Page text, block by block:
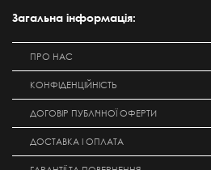
Загальна інформація:
ПРО НАС
КОНФІДЕНЦІЙНІСТЬ
ДОГОВІР ПУБЛІЧНОЇ ОФЕРТИ
ДОСТАВКА І ОПЛАТА